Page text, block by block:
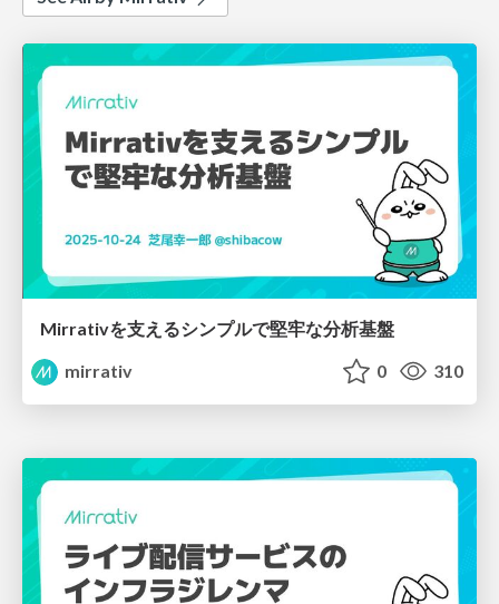
Mirrativを支えるシンプルで堅牢な分析基盤
mirrativ
0 310